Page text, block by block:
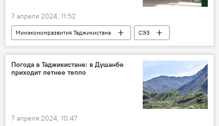
7 апреля 2024, 11:52
Минэкономразвития Таджикистана
СЭЗ
торговля
производство
Экономика
Таджикистан
Погода в Таджикистане: в Душанбе
приходит летнее тепло
7 апреля 2024, 10:47